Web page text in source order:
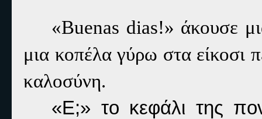
«Buenas dias!» άκουσε
μια κοπέλα γύρω στα είκοσι
καλοσύνη.
«Ε;» το κεφάλι της